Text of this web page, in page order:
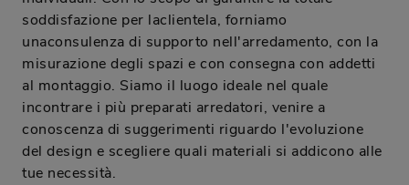
soddisfazione per laclientela, forniamo
unaconsulenza di supporto nell'arredamento, con la
misurazione degli spazi e con consegna con addetti
al montaggio. Siamo il luogo ideale nel quale
incontrare i più preparati arredatori, venire a
conoscenza di suggerimenti riguardo l'evoluzione
del design e scegliere quali materiali si addicono alle
tue necessità.